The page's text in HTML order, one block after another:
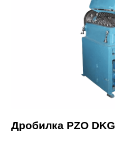
Дробилка PZO DKG